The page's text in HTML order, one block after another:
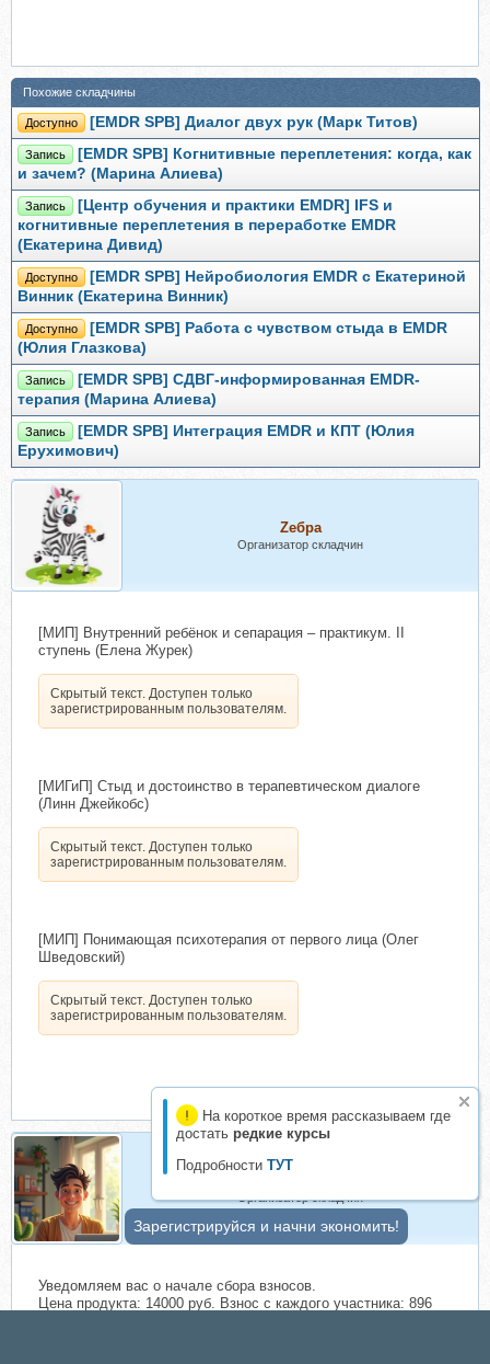
На короткое время рассказываем где
достать редкие курсы
Подробности ТУТ
Похожие складчины
Доступно [EMDR SPB] Диалог двух рук (Марк Титов)
Запись
[EMDR SPB] Когнитивные переплетения: когда, как
и зачем? (Марина Алиева)
Запись
[Центр обучения и практики EMDR] IFS и
когнитивные переплетения в переработке EMDR
(Екатерина Дивид)
Доступно
[EMDR SPB] Нейробиология EMDR с Екатериной
Винник (Екатерина Винник)
Доступно
[EMDR SPB] Работа с чувством стыда в EMDR
(Юлия Глазкова)
Запись
[EMDR SPB] СДВГ-информированная EMDR-
терапия (Марина Алиева)
Запись
[EMDR SPB] Интеграция EMDR и КПТ (Юлия
Ерухимович)
Zебра
Организатор складчин
[МИП] Внутренний ребёнок и сепарация – практикум. II
ступень (Елена Журек)
Скрытый текст. Доступен только
зарегистрированным пользователям.
[МИГиП] Стыд и достоинство в терапевтическом диалоге
(Линн Джейкобс)
Скрытый текст. Доступен только
зарегистрированным пользователям.
[МИП] Понимающая психотерапия от первого лица (Олег
Шведовский)
Скрытый текст. Доступен только
зарегистрированным пользователям.
Организатор складчин
Уведомляем вас о начале сбора взносов.
Цена продукта: 14000 руб. Взнос с каждого участника: 896
Зарегистрируйся и начни экономить!